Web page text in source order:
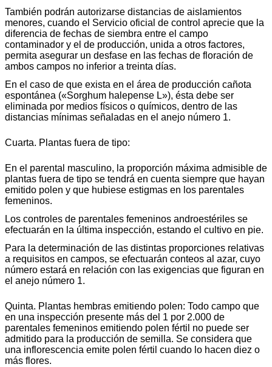
También podrán autorizarse distancias de aislamientos
menores, cuando el Servicio oficial de control aprecie que la
diferencia de fechas de siembra entre el campo
contaminador y el de producción, unida a otros factores,
permita asegurar un desfase en las fechas de floración de
ambos campos no inferior a treinta días.
En el caso de que exista en el área de producción cañota
espontánea («Sorghum halepense L»), ésta debe ser
eliminada por medios físicos o químicos, dentro de las
distancias mínimas señaladas en el anejo número 1.
Cuarta. Plantas fuera de tipo:
En el parental masculino, la proporción máxima admisible de
plantas fuera de tipo se tendrá en cuenta siempre que hayan
emitido polen y que hubiese estigmas en los parentales
femeninos.
Los controles de parentales femeninos androestériles se
efectuarán en la última inspección, estando el cultivo en pie.
Para la determinación de las distintas proporciones relativas
a requisitos en campos, se efectuarán conteos al azar, cuyo
número estará en relación con las exigencias que figuran en
el anejo número 1.
Quinta. Plantas hembras emitiendo polen: Todo campo que
en una inspección presente más del 1 por 2.000 de
parentales femeninos emitiendo polen fértil no puede ser
admitido para la producción de semilla. Se considera que
una inflorescencia emite polen fértil cuando lo hacen diez o
más flores.